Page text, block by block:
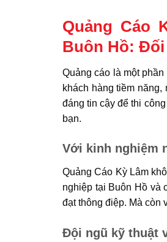
Quảng Cáo
Buôn Hồ: Đối
Quảng cáo là một
khách hàng tiềm
đáng tin cậy để thi
bạn.
Với kinh nghiệm
Quảng Cáo Kỳ Lâm
nghiệp tại Buôn Hồ và
đạt thông điệp. Mà còn
Đội ngũ kỹ thuật